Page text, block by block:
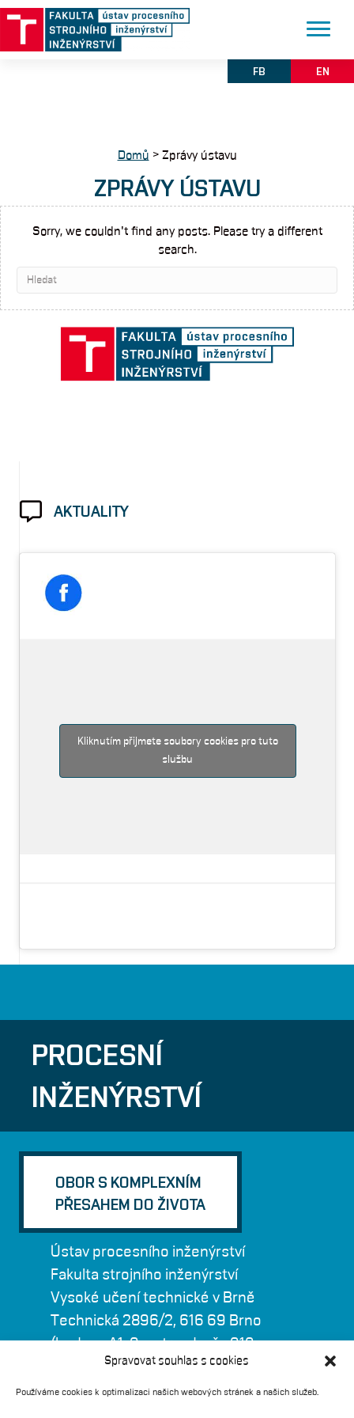
Spravovat souhlas s cookies
Používáme cookies k optimalizaci našich webových stránek a našich služeb.
FB EN
Domů > Zprávy ústavu
ZPRÁVY ÚSTAVU
Sorry, we couldn't find any posts. Please try a different
search.
AKTUALITY
Kliknutím přijmete soubory cookies pro tuto
službu
PROCESNÍ
INŽENÝRSTVÍ
OBOR S KOMPLEXNÍM
PŘESAHEM DO ŽIVOTA
Ústav procesního inženýrství
Fakulta strojního inženýrství
Vysoké učení technické v Brně
Technická 2896/2, 616 69 Brno
(budova A1, 9. patro, dveře 918 -
sekretariát)